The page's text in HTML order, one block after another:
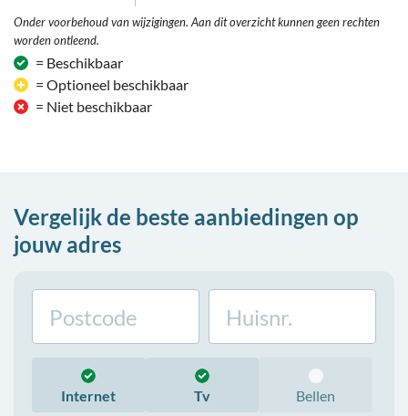
Onder voorbehoud van wijzigingen. Aan dit overzicht kunnen geen rechten
worden ontleend.
= Beschikbaar
= Optioneel beschikbaar
= Niet beschikbaar
Vergelijk de beste aanbiedingen op
jouw adres
Internet Tv Bellen